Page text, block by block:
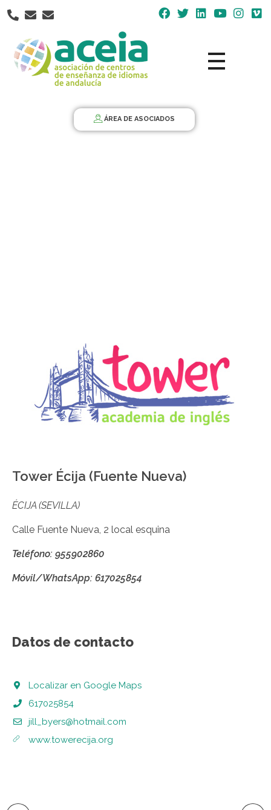
Nota:
este
web
incluye
ÁREA DE ASOCIADOS
Tower Écija (Fuente Nueva)
ÉCIJA (SEVILLA)
Calle Fuente Nueva, 2 local esquina
Teléfono: 955902860
Móvil/WhatsApp: 617025854
Datos de contacto
Localizar en Google Maps
617025854
jill_byers@hotmail.com
www.towerecija.org